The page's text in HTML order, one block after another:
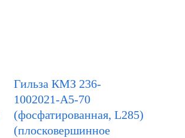
Гильза КМЗ 236-
1002021-А5-70
(фосфатированная, L285)
(плосковершинное